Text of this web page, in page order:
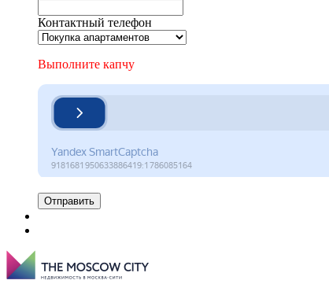
Контактный телефон
Выполните капчу
Отправить